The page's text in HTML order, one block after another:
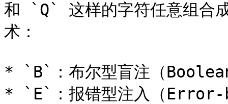
和 `Q` 这样的字符任意组合
术：
* `B`：布尔型盲注（
* `E`：报错型注入（Error-